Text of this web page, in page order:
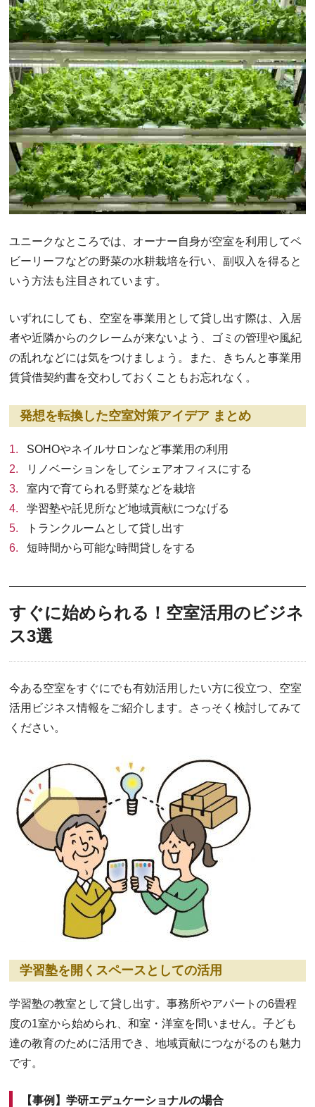
ユニークなところでは、オーナー自身が空室を利用してベ
ビーリーフなどの野菜の水耕栽培を行い、副収入を得ると
いう方法も注目されています。
いずれにしても、空室を事業用として貸し出す際は、入居
者や近隣からのクレームが来ないよう、ゴミの管理や風紀
の乱れなどには気をつけましょう。また、きちんと事業用
賃貸借契約書を交わしておくこともお忘れなく。
発想を転換した空室対策アイデア まとめ
SOHOやネイルサロンなど事業用の利用
リノベーションをしてシェアオフィスにする
室内で育てられる野菜などを栽培
学習塾や託児所など地域貢献につなげる
トランクルームとして貸し出す
短時間から可能な時間貸しをする
すぐに始められる！空室活用のビジネ
ス3選
今ある空室をすぐにでも有効活用したい方に役立つ、空室
活用ビジネス情報をご紹介します。さっそく検討してみて
ください。
学習塾を開くスペースとしての活用
学習塾の教室として貸し出す。事務所やアパートの6畳程
度の1室から始められ、和室・洋室を問いません。子ども
達の教育のために活用でき、地域貢献につながるのも魅力
です。
【事例】学研エデュケーショナルの場合